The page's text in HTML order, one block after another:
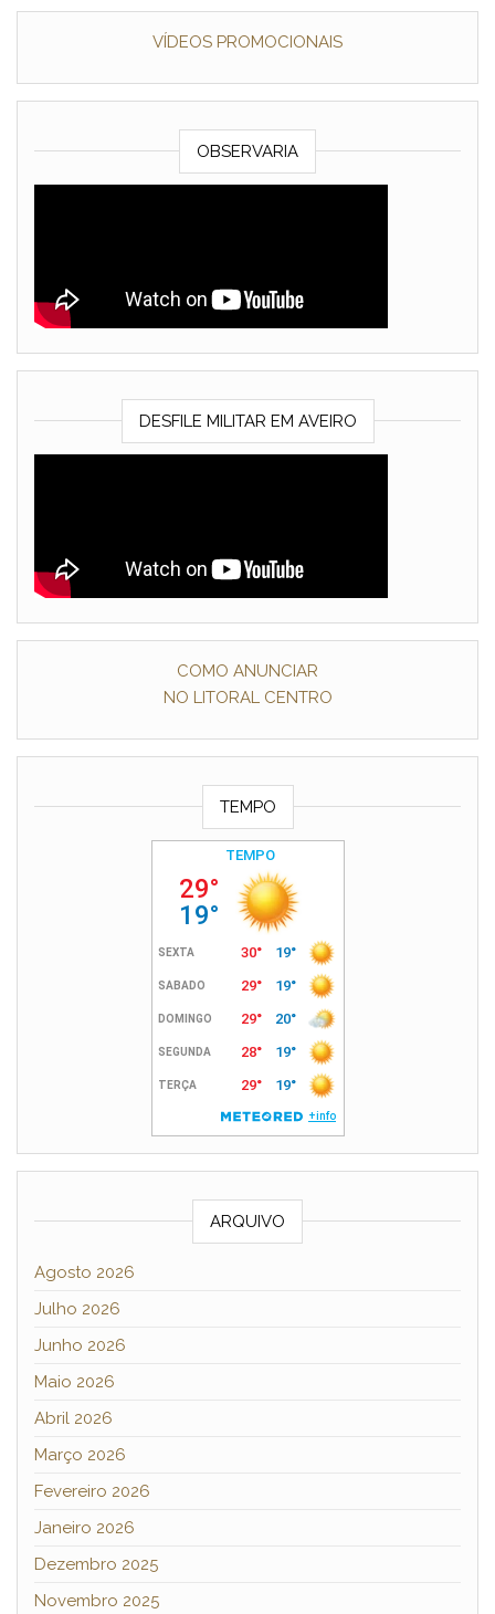
VÍDEOS PROMOCIONAIS
OBSERVARIA
DESFILE MILITAR EM AVEIRO
COMO ANUNCIAR
NO LITORAL CENTRO
TEMPO
ARQUIVO
Agosto 2026
Julho 2026
Junho 2026
Maio 2026
Abril 2026
Março 2026
Fevereiro 2026
Janeiro 2026
Dezembro 2025
Novembro 2025